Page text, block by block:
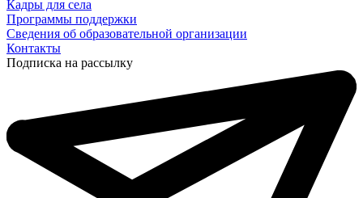
Кадры для села
Программы поддержки
Сведения об образовательной организации
Контакты
Подписка на рассылку